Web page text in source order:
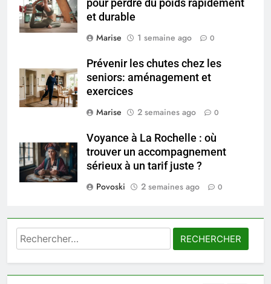
pour perdre du poids rapidement
et durable
Marise
1 semaine ago 0
Prévenir les chutes chez les
seniors: aménagement et
exercices
Marise
2 semaines ago 0
Voyance à La Rochelle : où
trouver un accompagnement
sérieux à un tarif juste ?
Povoski
2 semaines ago 0
Rechercher :
Ordinary
SANTÉ
Prévenir les chutes chez les
seniors: aménagement et
exercices
BIEN ÊTRE
Voyance à La Rochelle : où
trouver un accompagnement
sérieux à un tarif juste ?
Les tendances mode qui
reviennent chaque année